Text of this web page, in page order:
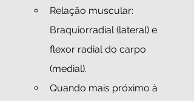
Relação muscular:
Braquiorradial (lateral) e
flexor radial do carpo
(medial).
Quando mais próximo à